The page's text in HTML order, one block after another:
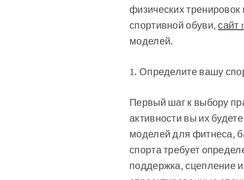
физических
спортивной обуви,сайт
моделей.
1. Определите вашу
Первый шаг к выбору
активности вы их
моделей для фитнеса,
спорта требует
поддержка, сцепление